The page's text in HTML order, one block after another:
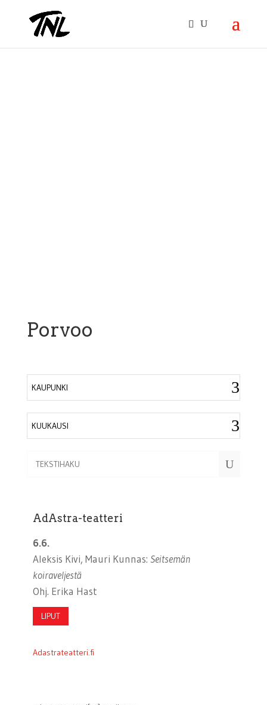
Porvoo
KAUPUNKI
KUUKAUSI
U
AdAstra-teatteri
6.6.
Aleksis Kivi, Mauri Kunnas: Seitsemän
koiraveljestä
Ohj. Erika Hast
LIPUT
Adastrateatteri.fi